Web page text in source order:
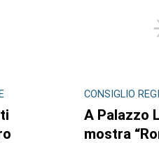
CONSIGLIO
A Palazzo
mostra